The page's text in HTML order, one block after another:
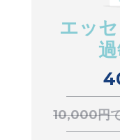
エッ
10,000円